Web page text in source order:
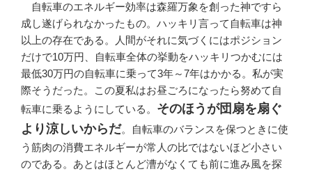
自転車のエネルギー効率は森羅万象を創った神ですら
成し遂げられなかったもの。ハッキリ言って自転車は神
以上の存在である。人間がそれに気づくにはポジション
だけで10万円、自転車全体の挙動をハッキリつかむには
最低30万円の自転車に乗って3年～7年はかかる。私が実
際そうだった。この夏私はお昼ごろになったら努めて自
転車に乗るようにしている。 そのほうが団扇を扇ぐ
より涼しいからだ。自転車のバランスを保つときに使
う筋肉の消費エネルギーが常人の比ではないほど小さい
のである。あとはほとんど漕がなくても前に進み風を探